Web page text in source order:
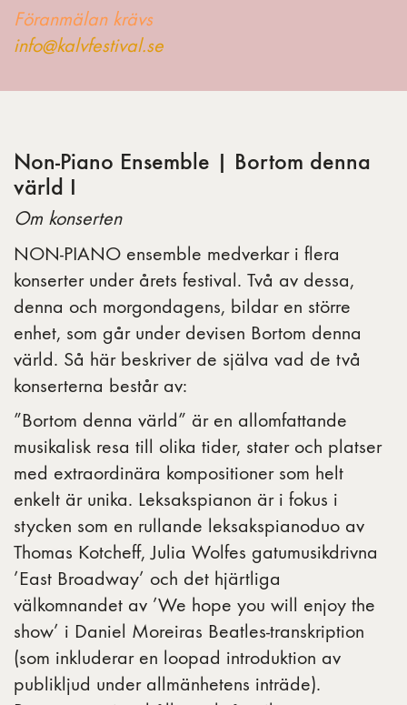
Föranmälan krävs
info@kalvfestival.se
Non-Piano Ensemble | Bortom denna
värld I
Om konserten
NON-PIANO ensemble medverkar i flera
konserter under årets festival. Två av dessa,
denna och morgondagens, bildar en större
enhet, som går under devisen Bortom denna
värld. Så här beskriver de själva vad de två
konserterna består av:
”Bortom denna värld” är en allomfattande
musikalisk resa till olika tider, stater och platser
med extraordinära kompositioner som helt
enkelt är unika. Leksakspianon är i fokus i
stycken som en rullande leksakspianoduo av
Thomas Kotcheff, Julia Wolfes gatumusikdrivna
’East Broadway’ och det hjärtliga
välkomnandet av ’We hope you will enjoy the
show’ i Daniel Moreiras Beatles-transkription
(som inkluderar en loopad introduktion av
publikljud under allmänhetens inträde).